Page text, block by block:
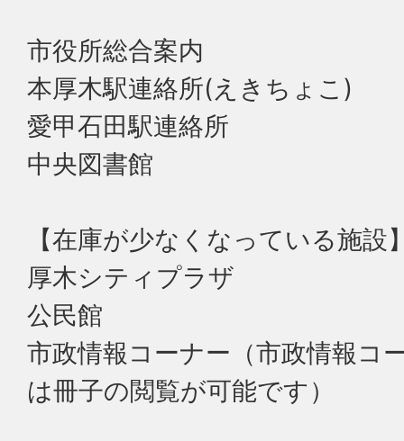
市役所総合案内
本厚木駅連絡所(えきちょこ)
愛甲石田駅連絡所
中央図書館
【在庫が少なくなっている施設
厚木シティプラザ
公民館
市政情報コーナー（市政情報コ
は冊子の閲覧が可能です）